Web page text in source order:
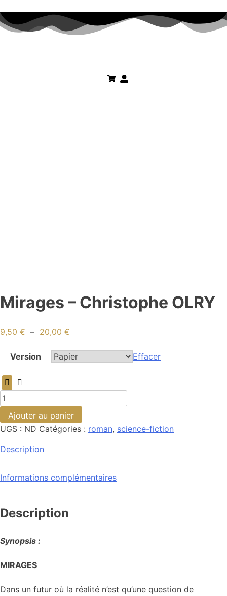
Mirages – Christophe OLRY
9,50 € – 20,00 €
Version Effacer
Ajouter au panier
UGS : ND Catégories : roman, science-fiction
Description
Informations complémentaires
Description
Synopsis :
MIRAGES
Dans un futur où la réalité n’est qu’une question de